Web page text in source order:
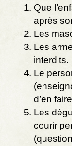
Que
après
Les
Les
interdits.
Le
d’en
Les
courir